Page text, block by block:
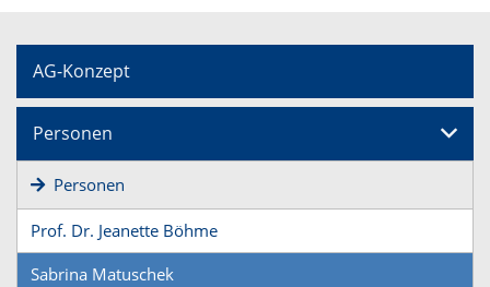
AG-Konzept
Personen
Personen
Prof. Dr. Jeanette Böhme
Sabrina Matuschek